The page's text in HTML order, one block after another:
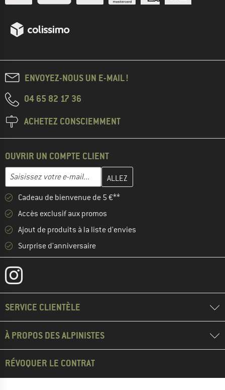
ENVOYEZ-NOUS UN E-MAIL !
04 65 82 17 36
ACHETEZ CONSCIEMMENT
OUVRIR UN COMPTE CLIENT
Adresse e-mail
Entrez votre adresse e-mail ici et créez votre compte client à la
Cadeau de bienvenue de 5 €**
Accès exclusif aux promos
Ajout de produits à la liste d'envies
Surprise d'anniversaire
SERVICE CLIENTÈLE
À PROPOS DES ALPINISTES
RÉVOQUER LE CONTRAT